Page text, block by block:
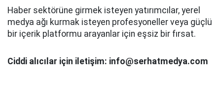
Haber sektörüne girmek isteyen yatırımcılar, yerel
medya ağı kurmak isteyen profesyoneller veya güçlü
bir içerik platformu arayanlar için eşsiz bir fırsat.
Ciddi alıcılar için iletişim: info@serhatmedya.com